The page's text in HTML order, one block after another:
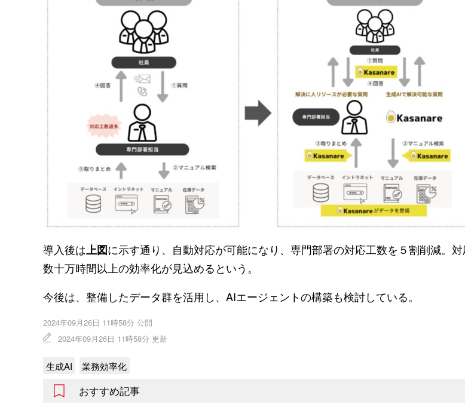
導入後は上図に示す通り、自動対応が可能になり、専門部署の対応工数を５割削減。
数十万時間以上の効率化が見込めるという。
今後は、整備したデータ群を活用し、AIエージェントの構築も検討している。
2024年09月26日 11時58分 公開
2024年09月26日 11時58分 更新
生成AI 業務効率化
おすすめ記事